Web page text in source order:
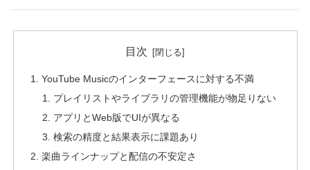
目次
YouTube Musicのインターフェースに対する不満
プレイリストやライブラリの管理機能が物足りない
アプリとWeb版でUIが異なる
検索の精度と結果表示に課題あり
楽曲ラインナップと配信の不安定さ